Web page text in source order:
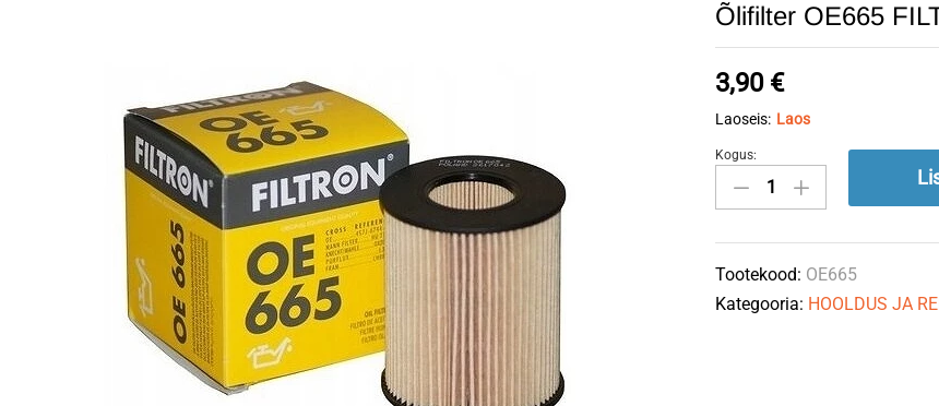
Õlifilter OE665
3,90 €
Laoseis: Laos
Õlifilter
OE665
quantity
Kogus:
Tootekood: OE665
Kategooria: HOOLDUS JA